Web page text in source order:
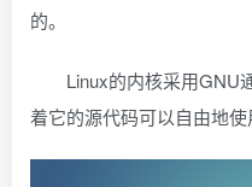
的。
Linux的内核采用GNU
着它的源代码可以自由地使